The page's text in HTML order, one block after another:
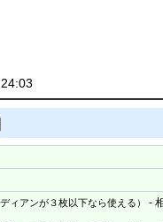
ィアンが３枚以下なら使える） -